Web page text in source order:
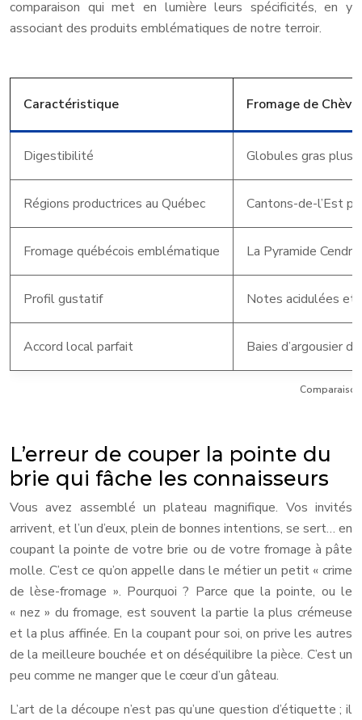
comparaison qui met en lumière leurs spécificités, en y
associant des produits emblématiques de notre terroir.
Caractéristique Fromage de
Digestibilité Globules gras plus
Régions productrices au Québec Cantons-de-l’Est
Fromage québécois emblématique La Pyramide
Profil gustatif Notes acidulées et
Accord local parfait Baies d’argousier
L’erreur de couper la pointe du
brie qui fâche les connaisseurs
Vous avez assemblé un plateau magnifique. Vos invités
arrivent, et l’un d’eux, plein de bonnes intentions, se sert… en
coupant la pointe de votre brie ou de votre fromage à pâte
molle. C’est ce qu’on appelle dans le métier un petit « crime
de lèse-fromage ». Pourquoi ? Parce que la pointe, ou le
« nez » du fromage, est souvent la partie la plus crémeuse
et la plus affinée. En la coupant pour soi, on prive les autres
de la meilleure bouchée et on déséquilibre la pièce. C’est un
peu comme ne manger que le cœur d’un gâteau.
L’art de la découpe n’est pas qu’une question d’étiquette ; il